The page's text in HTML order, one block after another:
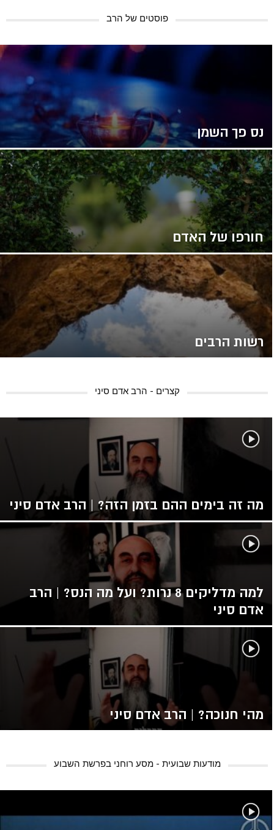
*
פוסטים של הרב
נס פך השמן
חורפו של האדם
רשות הרבים
קצרים - הרב אדם סיני
מה זה בימים ההם בזמן הזה? | הרב אדם סיני
למה מדליקים 8 נרות? ועל מה הנס? | הרב
אדם סיני
מהי חנוכה? | הרב אדם סיני
מודעות שבועית - מסע רוחני בפרשת השבוע